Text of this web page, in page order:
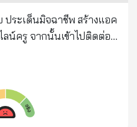
าณสังวร สมเด็จพระ
ในพระบรมราชูปถัมภ์ ๑๗
การแพร่ระบาดของโรคติด
เสียชีวิตจากโรค “โค
าใช้โดยเด็ดขาด เพราะ
กษาผู้ป่วยโรคผิวหนัง และ
น์ครู จากนั้นเข้าไปติดต่อ
นละห้าร้อย ตอนนี้ขั้น
คนก่อเหตุน่าจะคน
บัญชีเดียวกันหมด สถาน